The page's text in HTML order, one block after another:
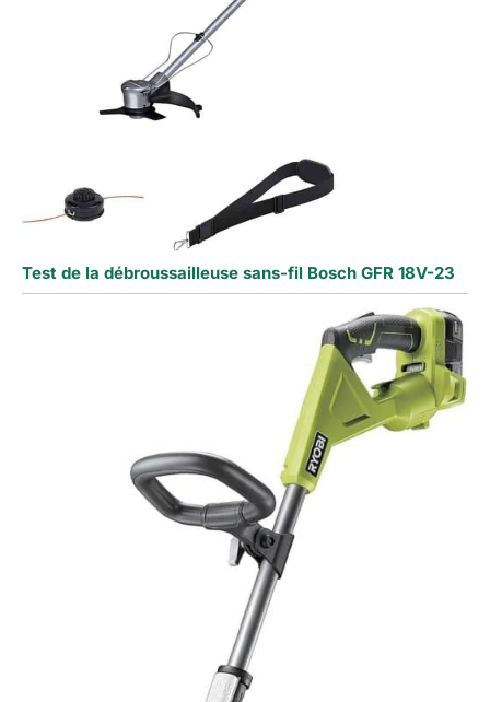
Test de la débroussailleuse sans-fil Bosch GFR 18V-23